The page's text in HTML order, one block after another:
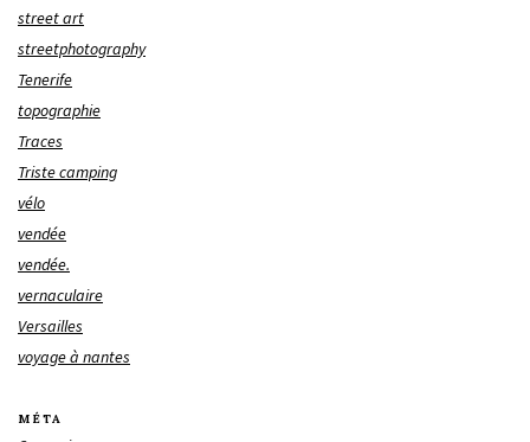
street art
streetphotography
Tenerife
topographie
Traces
Triste camping
vélo
vendée
vendée.
vernaculaire
Versailles
voyage à nantes
MÉTA